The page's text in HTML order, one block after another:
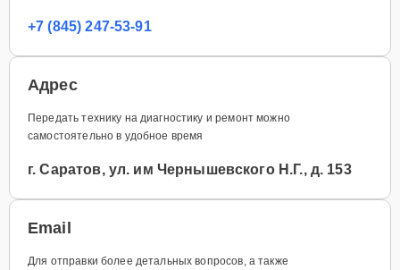
+7 (845) 247-53-91
Адрес
Передать технику на диагностику и ремонт можно
самостоятельно в удобное время
г. Саратов, ул. им Чернышевского Н.Г., д. 153
Email
Для отправки более детальных вопросов, а также